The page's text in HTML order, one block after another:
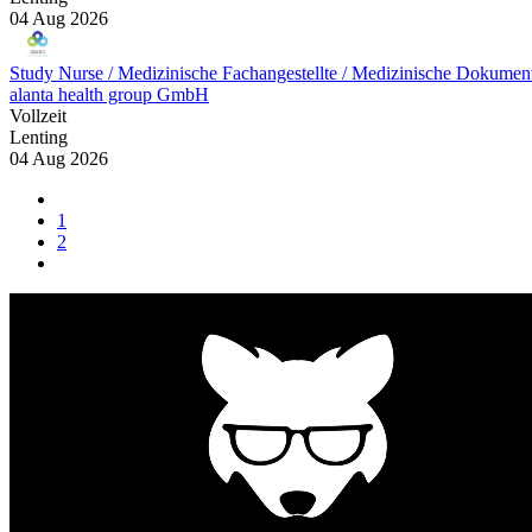
04 Aug 2026
Study Nurse / Medizinische Fachangestellte / Medizinische
alanta health group GmbH
Vollzeit
Lenting
04 Aug 2026
1
2